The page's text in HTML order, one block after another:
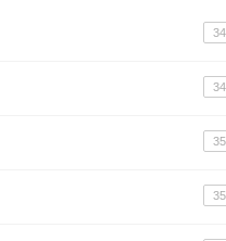
34
34
35
35